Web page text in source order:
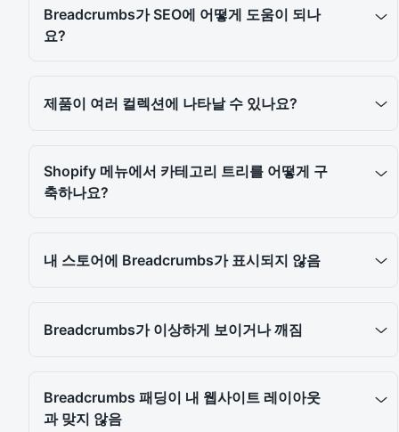
Breadcrumbs가 SEO에 어떻게 도움이 되나
요?
제품이 여러 컬렉션에 나타날 수 있나요?
Shopify 메뉴에서 카테고리 트리를 어떻게 구
축하나요?
내 스토어에 Breadcrumbs가 표시되지 않음
Breadcrumbs가 이상하게 보이거나 깨짐
Breadcrumbs 패딩이 내 웹사이트 레이아웃
과 맞지 않음